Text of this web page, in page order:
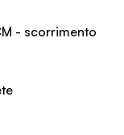
- scorrimento